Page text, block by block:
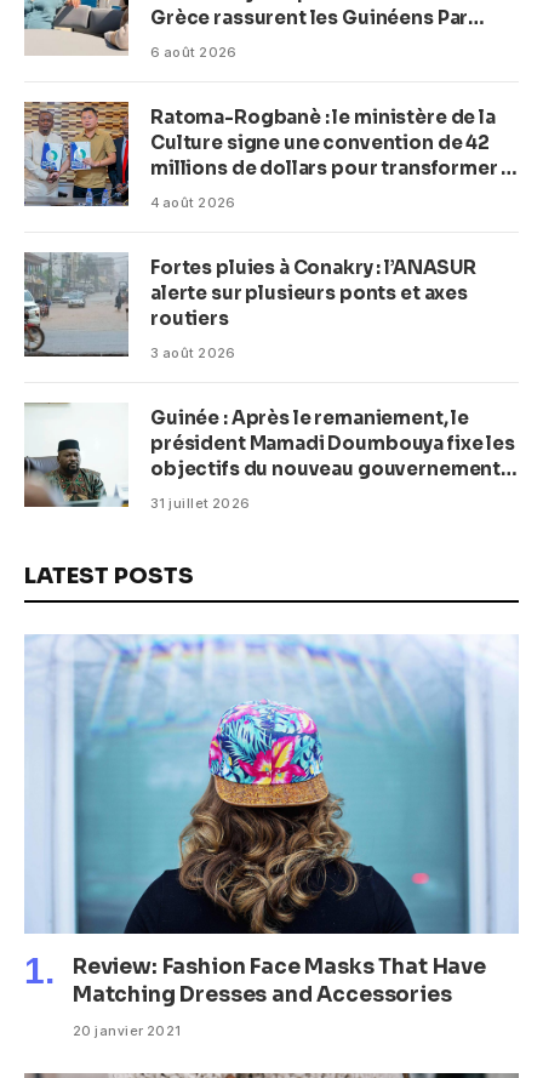
Grèce rassurent les Guinéens Par
(Macka Baldé)
6 août 2026
Ratoma-Rogbanè : le ministère de la
Culture signe une convention de 42
millions de dollars pour transformer la
plage en complexe balnéaire
4 août 2026
Fortes pluies à Conakry : l’ANASUR
alerte sur plusieurs ponts et axes
routiers
3 août 2026
Guinée : Après le remaniement, le
président Mamadi Doumbouya fixe les
objectifs du nouveau gouvernement
(CM)
31 juillet 2026
LATEST POSTS
Review: Fashion Face Masks That Have
Matching Dresses and Accessories
20 janvier 2021